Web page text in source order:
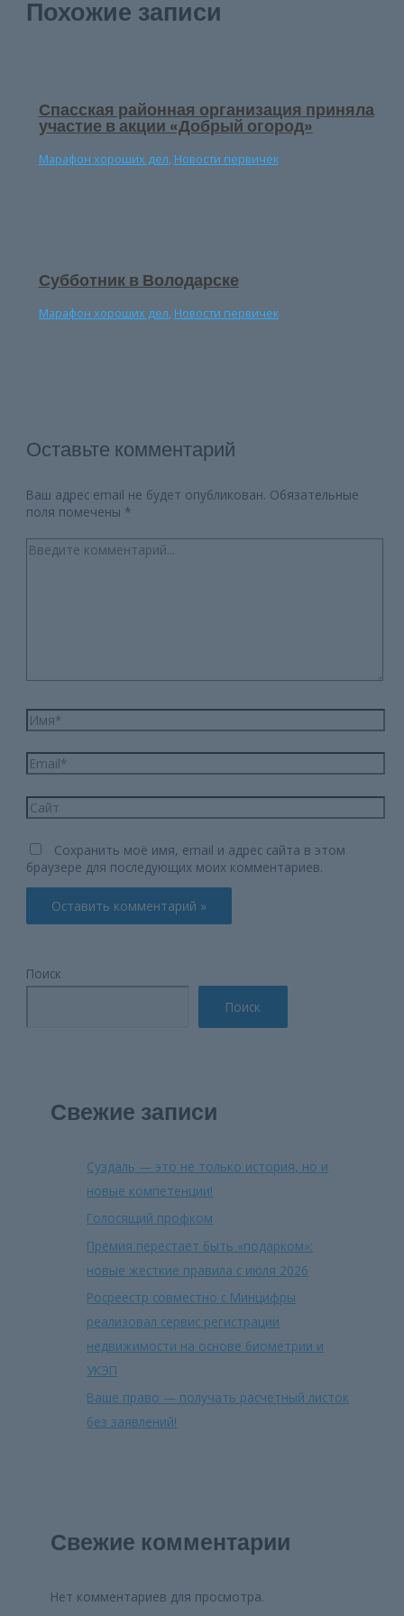
Похожие записи
Спасская районная организация приняла
участие в акции «Добрый огород»
Марафон хороших дел, Новости первичек
Субботник в Володарске
Марафон хороших дел, Новости первичек
Оставьте комментарий
Ваш адрес email не будет опубликован. Обязательные
поля помечены *
Введите
Имя*
Email*
Сайт
Сохранить моё имя, email и адрес сайта в этом
браузере для последующих моих комментариев.
Поиск
Поиск
Свежие записи
Суздаль — это не только история, но и
новые компетенции!
Голосящий профком
Премия перестает быть «подарком»:
новые жесткие правила с июля 2026
Росреестр совместно с Минцифры
реализовал сервис регистрации
недвижимости на основе биометрии и
УКЭП
Ваше право — получать расчетный листок
без заявлений!
Свежие комментарии
Нет комментариев для просмотра.